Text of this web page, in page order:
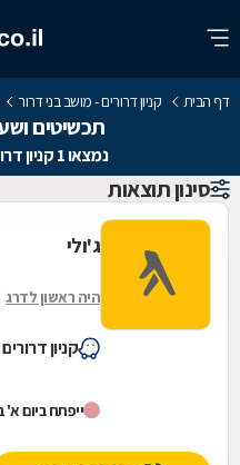
דף הבית קניון דרורים - מושב בני דרור
תכשיטים
נמצאו 1 קניון דרורים - מושב בני דרור
סינון תוצאות
ג'ולי
היה ראשון לדרג
קניון
ייפתח ביום א' ב-